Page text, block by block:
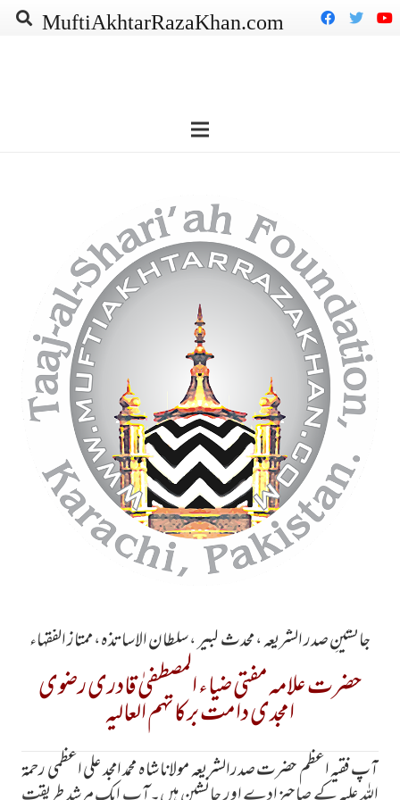
MuftiAkhtarRazaKhan.com
جانشینِ صدر الشریعہ ، محدث کبیر ، سلطان الاساتذہ، ممتاز الفقہاء
حضرت علامہ مفتی ضیاء المصطفیٰ قادری رضوی
امجدی دامت برکاتہم العالیہ
آپ فقیہ اعظم حضرت صدرالشریعہ مولانا شاہ محمد امجد علی اعظمی رحمۃ